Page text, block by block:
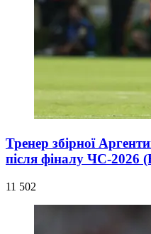
Тренер збірної
після фіналу ЧС-2026
11 502